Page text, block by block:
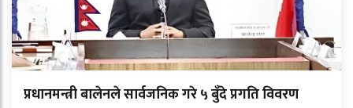
प्रधानमन्त्री बालेनले सार्वजनिक गरे ५ बुँदे प्रगति विवरण